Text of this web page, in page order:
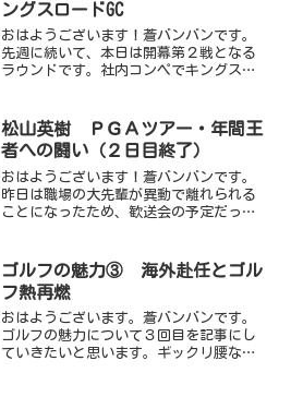
ングスロードGC
おはようございます！蒼バンバンです。
先週に続いて、本日は開幕第２戦となる
ラウンドです。社内コンペでキングスロ
ースですが、何と言っても距離が長
い。・FRONT TEE（...
松山英樹 ＰＧＡツアー・年間王
者への闘い（２日目終了）
おはようございます！蒼バンバンです。
昨日は職場の大先輩が異動で離れられる
ことになったため、歓送会の予定だった
うだったので２人でサシ飲みしておりま
した（笑焼き鳥屋さんでか...
ゴルフの魅力③ 海外赴任とゴル
フ熱再燃
おはようございます。蒼バンバンです。
ゴルフの魅力について３回目を記事にし
ていきたいと思います。ギックリ腰なら